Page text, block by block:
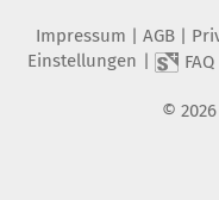
Impressum AGB
Einstellungen
FAQ|
© 2026